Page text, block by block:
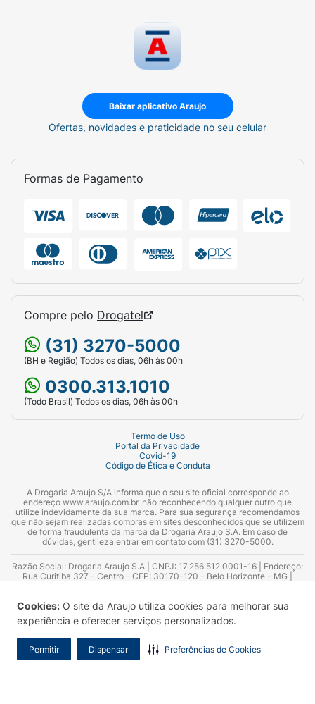
Cookies: O site da Araujo utiliza cookies para melhorar sua
experiência e oferecer serviços personalizados.
Permitir Dispensar Preferências de Cookies
Baixar aplicativo Araujo
Ofertas, novidades e praticidade no seu celular
Formas de Pagamento
Compre pelo Drogatel
(31) 3270-5000
(BH e Região) Todos os dias, 06h às 00h
0300.313.1010
(Todo Brasil) Todos os dias, 06h às 00h
Termo de Uso
Portal da Privacidade
Covid-19
Código de Ética e Conduta
A Drogaria Araujo S/A informa que o seu site oficial corresponde ao
endereço www.araujo.com.br, não reconhecendo qualquer outro que
utilize indevidamente da sua marca. Para sua segurança recomendamos
que não sejam realizadas compras em sites desconhecidos que se utilizem
de forma fraudulenta da marca da Drogaria Araujo S.A. Em caso de
dúvidas, gentileza entrar em contato com (31) 3270-5000.
Razão Social: Drogaria Araujo S.A | CNPJ: 17.256.512.0001-16 | Endereço:
Rua Curitiba 327 - Centro - CEP: 30170-120 - Belo Horizonte - MG |
Azevedo Guimarães – CRF 10.965 | Yasmin Silva Alvarenga – CRF 52.584 -
Consultor substituto: Thiago Aguiar Pinheiro - CRF Nº 13.748. Alvará
Sanitário: 2025020713 | Autorização de Funcionamento da Empresa (AFE):